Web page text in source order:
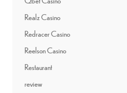
Realz Casino
Redracer Casino
Reelson Casino
Restaurant
review